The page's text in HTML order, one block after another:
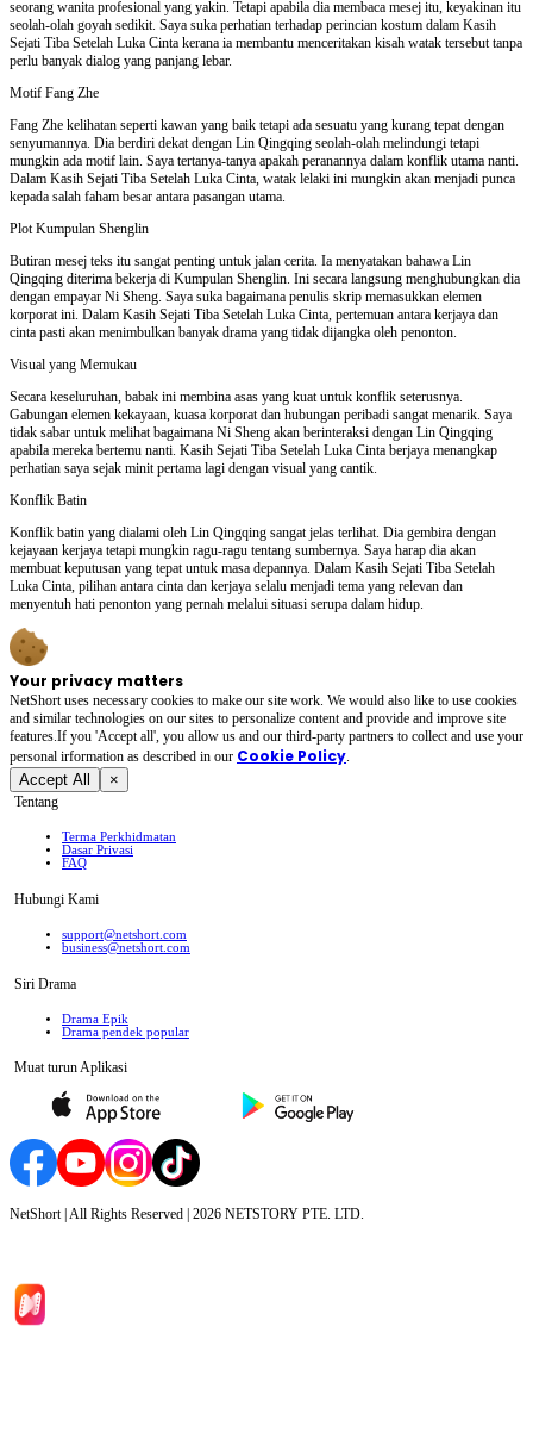
seorang wanita profesional yang yakin. Tetapi apabila dia membaca mesej itu, keyakinan itu
seolah-olah goyah sedikit. Saya suka perhatian terhadap perincian kostum dalam Kasih
Sejati Tiba Setelah Luka Cinta kerana ia membantu menceritakan kisah watak tersebut tanpa
perlu banyak dialog yang panjang lebar.
Motif Fang Zhe
Fang Zhe kelihatan seperti kawan yang baik tetapi ada sesuatu yang kurang tepat dengan
senyumannya. Dia berdiri dekat dengan Lin Qingqing seolah-olah melindungi tetapi
mungkin ada motif lain. Saya tertanya-tanya apakah peranannya dalam konflik utama nanti.
Dalam Kasih Sejati Tiba Setelah Luka Cinta, watak lelaki ini mungkin akan menjadi punca
kepada salah faham besar antara pasangan utama.
Plot Kumpulan Shenglin
Butiran mesej teks itu sangat penting untuk jalan cerita. Ia menyatakan bahawa Lin
Qingqing diterima bekerja di Kumpulan Shenglin. Ini secara langsung menghubungkan dia
dengan empayar Ni Sheng. Saya suka bagaimana penulis skrip memasukkan elemen
korporat ini. Dalam Kasih Sejati Tiba Setelah Luka Cinta, pertemuan antara kerjaya dan
cinta pasti akan menimbulkan banyak drama yang tidak dijangka oleh penonton.
Visual yang Memukau
Secara keseluruhan, babak ini membina asas yang kuat untuk konflik seterusnya.
Gabungan elemen kekayaan, kuasa korporat dan hubungan peribadi sangat menarik. Saya
tidak sabar untuk melihat bagaimana Ni Sheng akan berinteraksi dengan Lin Qingqing
apabila mereka bertemu nanti. Kasih Sejati Tiba Setelah Luka Cinta berjaya menangkap
perhatian saya sejak minit pertama lagi dengan visual yang cantik.
Konflik Batin
Konflik batin yang dialami oleh Lin Qingqing sangat jelas terlihat. Dia gembira dengan
kejayaan kerjaya tetapi mungkin ragu-ragu tentang sumbernya. Saya harap dia akan
membuat keputusan yang tepat untuk masa depannya. Dalam Kasih Sejati Tiba Setelah
Luka Cinta, pilihan antara cinta dan kerjaya selalu menjadi tema yang relevan dan
menyentuh hati penonton yang pernah melalui situasi serupa dalam hidup.
Your privacy matters
NetShort uses necessary cookies to make our site work. We would also like to use cookies
and similar technologies on our sites to personalize content and provide and improve site
features.If you 'Accept all', you allow us and our third-party partners to collect and use your
personal irformation as described in our Cookie Policy.
Accept All ×
Tentang
Terma Perkhidmatan
Dasar Privasi
FAQ
Hubungi Kami
support@netshort.com
business@netshort.com
Siri Drama
Drama Epik
Drama pendek popular
Muat turun Aplikasi
NetShort | All Rights Reserved | 2026 NETSTORY PTE. LTD.